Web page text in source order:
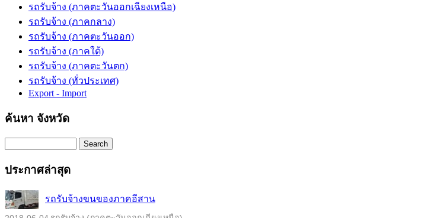
รถรับจ้าง (ภาคตะวันออกเฉียงเหนือ)
รถรับจ้าง (ภาคกลาง)
รถรับจ้าง (ภาคตะวันออก)
รถรับจ้าง (ภาคใต้)
รถรับจ้าง (ภาคตะวันตก)
รถรับจ้าง (ทั่วประเทศ)
Export - Import
ค้นหา จังหวัด
Search
ประกาศล่าสุด
รถรับจ้างขนของภาคอีสาน